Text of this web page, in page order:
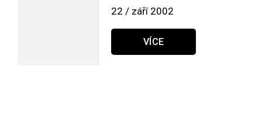
22 / září 2002
VÍCE